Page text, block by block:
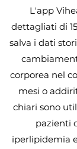
L'app
dettagliati di
salva i dati
corporea nel
mesi o
chiari sono
pazienti
iperlipidemia